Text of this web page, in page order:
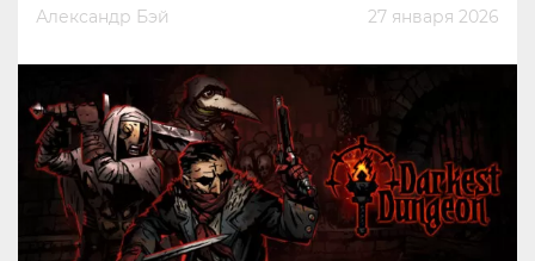
Александр Бэй 27 января 2026